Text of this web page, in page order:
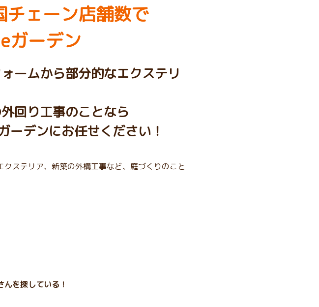
チェーン店舗数で
ガーデン
ームから部分的なエクステリ
回り工事のことなら
ーデンにお任せください！
ステリア、新築の外構工事など、庭づくりのこと
を探している！